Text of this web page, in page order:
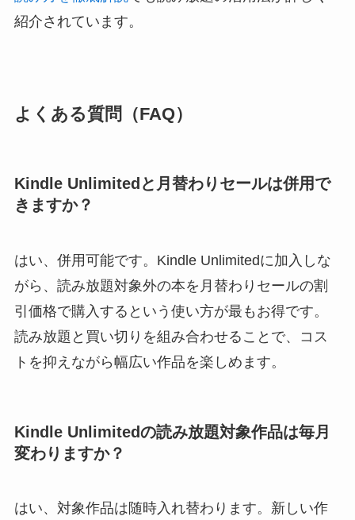
紹介されています。
よくある質問（FAQ）
Kindle Unlimitedと月替わりセールは併用で
きますか？
はい、併用可能です。Kindle Unlimitedに加入しな
がら、読み放題対象外の本を月替わりセールの割
引価格で購入するという使い方が最もお得です。
読み放題と買い切りを組み合わせることで、コス
トを抑えながら幅広い作品を楽しめます。
Kindle Unlimitedの読み放題対象作品は毎月
変わりますか？
はい、対象作品は随時入れ替わります。新しい作